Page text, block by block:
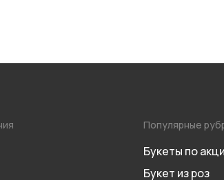
Популярные
Букеты по
Букет из роз